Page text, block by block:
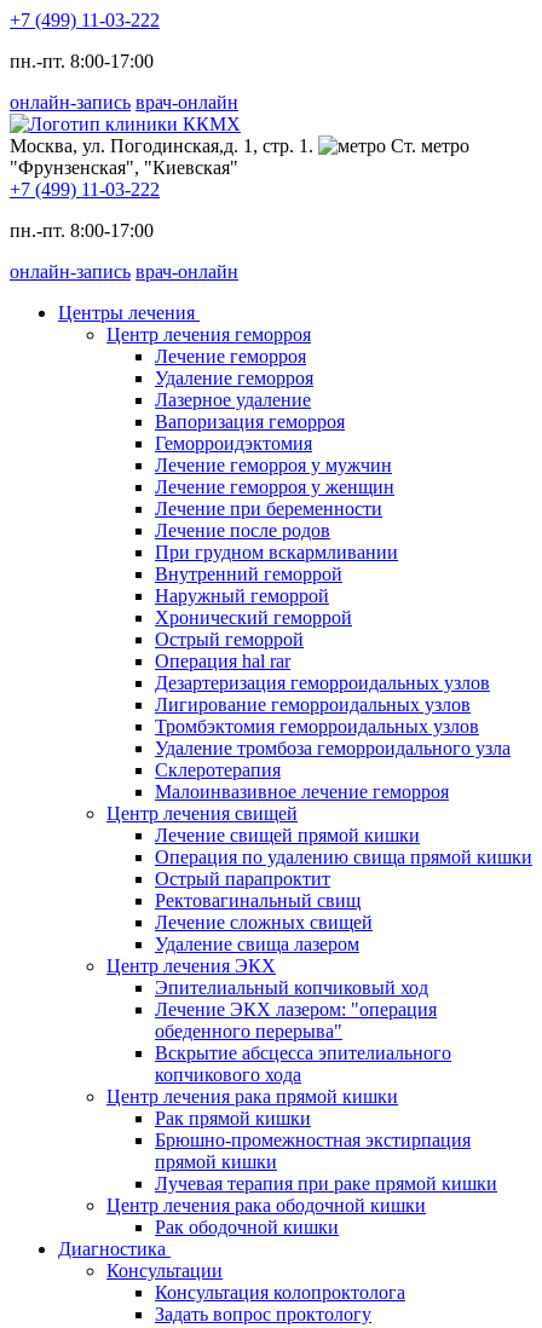
+7 (499) 11-03-222
пн.-пт. 8:00-17:00
онлайн-запись врач-онлайн
Москва, ул. Погодинская,д. 1, стр. 1.
Ст. метро
"Фрунзенская", "Киевская"
+7 (499) 11-03-222
пн.-пт. 8:00-17:00
онлайн-запись врач-онлайн
Центры лечения
Центр лечения геморроя
Лечение геморроя
Удаление геморроя
Лазерное удаление
Вапоризация геморроя
Геморроидэктомия
Лечение геморроя у мужчин
Лечение геморроя у женщин
Лечение при беременности
Лечение после родов
При грудном вскармливании
Внутренний геморрой
Наружный геморрой
Хронический геморрой
Острый геморрой
Операция hal rar
Дезартеризация геморроидальных узлов
Лигирование геморроидальных узлов
Тромбэктомия геморроидальных узлов
Удаление тромбоза геморроидального узла
Склеротерапия
Малоинвазивное лечение геморроя
Центр лечения свищей
Лечение свищей прямой кишки
Операция по удалению свища прямой кишки
Острый парапроктит
Ректовагинальный свищ
Лечение сложных свищей
Удаление свища лазером
Центр лечения ЭКХ
Эпителиальный копчиковый ход
Лечение ЭКХ лазером: "операция
обеденного перерыва"
Вскрытие абсцесса эпителиального
копчикового хода
Центр лечения рака прямой кишки
Рак прямой кишки
Брюшно-промежностная экстирпация
прямой кишки
Лучевая терапия при раке прямой кишки
Центр лечения рака ободочной кишки
Рак ободочной кишки
Диагностика
Консультации
Консультация колопроктолога
Задать вопрос проктологу